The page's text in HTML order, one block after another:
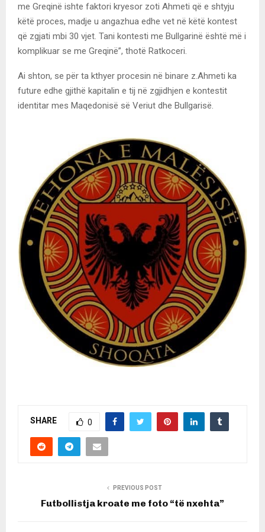
me Greqinë ishte faktori kryesor zoti Ahmeti që e shtyju
këtë proces, madje u angazhua edhe vet në këtë kontest
që zgjati mbi 30 vjet. Tani kontesti me Bullgarinë është më i
komplikuar se me Greqinë”, thotë Ratkoceri.
Ai shton, se për ta kthyer procesin në binare z.Ahmeti ka
future edhe gjithë kapitalin e tij në zgjidhjen e kontestit
identitar mes Maqedonisë së Veriut dhe Bullgarisë.
SHARE 0
PREVIOUS POST
Futbollistja kroate me foto “të nxehta”